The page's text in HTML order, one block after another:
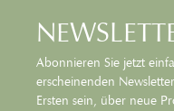
Abonnieren Sie jetzt
erscheinenden
Ersten sein, über neue